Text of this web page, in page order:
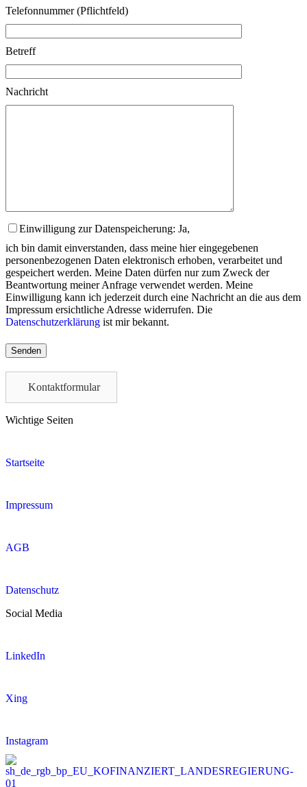
Telefonnummer (Pflichtfeld)
Betreff
Nachricht
Einwilligung zur Datenspeicherung: Ja,
ich bin damit einverstanden, dass meine hier eingegebenen
personenbezogenen Daten elektronisch erhoben, verarbeitet und
gespeichert werden. Meine Daten dürfen nur zum Zweck der
Beantwortung meiner Anfrage verwendet werden. Meine
Einwilligung kann ich jederzeit durch eine Nachricht an die aus dem
Impressum ersichtliche Adresse widerrufen. Die
Datenschutzerklärung ist mir bekannt.
Please
leave
empty.Kontaktformular
Wichtige Seiten
Startseite
Impressum
AGB
Datenschutz
Social Media
LinkedIn
Xing
Instagram